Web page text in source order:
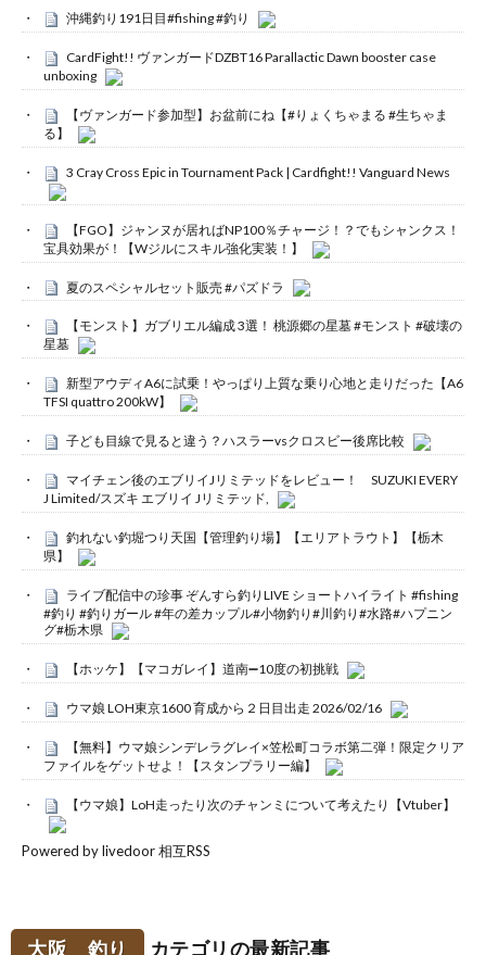
沖縄釣り191日目#fishing #釣り
CardFight!! ヴァンガードDZBT16 Parallactic Dawn booster case
unboxing
【ヴァンガード参加型】お盆前にね【#りょくちゃまる #生ちゃま
る】
3 Cray Cross Epic in Tournament Pack | Cardfight!! Vanguard News
【FGO】ジャンヌが居ればNP100％チャージ！？でもシャンクス！
宝具効果が！【Wジルにスキル強化実装！】
夏のスペシャルセット販売 #パズドラ
【モンスト】ガブリエル編成 3選！ 桃源郷の星墓 #モンスト #破壊の
星墓
新型アウディA6に試乗！やっぱり上質な乗り心地と走りだった【A6
TFSI quattro 200kW】
子ども目線で見ると違う？ハスラーvsクロスビー後席比較
マイチェン後のエブリイJリミテッドをレビュー！ SUZUKI EVERY
J Limited/スズキ エブリイ Jリミテッド,
釣れない釣堀つり天国【管理釣り場】【エリアトラウト】【栃木
県】
ライブ配信中の珍事 ぞんすら釣りLIVE ショートハイライト #fishing
#釣り #釣りガール #年の差カップル#小物釣り#川釣り#水路#ハプニン
グ#栃木県
【ホッケ】【マコガレイ】道南➖10度の初挑戦
ウマ娘 LOH東京1600 育成から２日目出走 2026/02/16
【無料】ウマ娘シンデレラグレイ×笠松町コラボ第二弾！限定クリア
ファイルをゲットせよ！【スタンプラリー編】
【ウマ娘】LoH走ったり次のチャンミについて考えたり【Vtuber】
Powered by livedoor 相互RSS
大阪 釣り カテゴリの最新記事